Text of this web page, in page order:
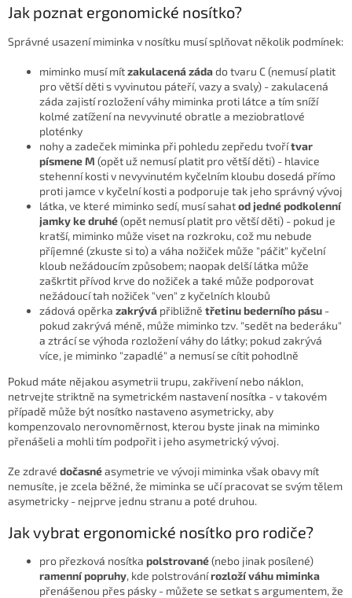
Jak poznat ergonomické nosítko?
Správné usazení miminka v nosítku musí splňovat několik podmínek:
miminko musí mítzakulacená zádado tvaru C (nemusí platit
pro větší děti s vyvinutou páteří, vazy a svaly) - zakulacená
záda zajistí rozložení váhy miminka proti látce a tím sníží
kolmé zatížení na nevyvinuté obratle a meziobratlové
ploténky
nohy a zadeček miminka při pohledu zepředu tvořítvar
písmene M (opět už nemusí platit pro větší děti) - hlavice
stehenní kosti v nevyvinutém kyčelním kloubu dosedá přímo
proti jamce v kyčelní kosti a podporuje tak jeho správný vývoj
látka, ve které miminko sedí, musí sahatod jedné podkolenní
jamky ke druhé(opět nemusí platit pro větší děti) - pokud je
kratší, miminko může viset na rozkroku, což mu nebude
příjemné (zkuste si to) a váha nožiček může "páčit" kyčelní
kloub nežádoucím způsobem; naopak delší látka může
zaškrtit přívod krve do nožiček a také může podporovat
nežádoucí tah nožiček "ven" z kyčelních kloubů
zádová opěrka zakrývá přibližně třetinu bederního pásu -
pokud zakrývá méně, může miminko tzv. "sedět na bederáku"
a ztrácí se výhoda rozložení váhy do látky; pokud zakrývá
více, je miminko "zapadlé" a nemusí se cítit pohodlně
Pokud máte nějakou asymetrii trupu, zakřivení nebo náklon,
netrvejte striktně na symetrickém nastavení nosítka - v takovém
případě může být nosítko nastaveno asymetricky, aby
kompenzovalo nerovnoměrnost, kterou byste jinak na miminko
přenášeli a mohli tím podpořit i jeho asymetrický vývoj.
Ze zdravé dočasnéasymetrie ve vývoji miminka však obavy mít
nemusíte, je zcela běžné, že miminka se učí pracovat se svým tělem
asymetricky - nejprve jednu stranu a poté druhou.
Jak vybrat ergonomické nosítko pro rodiče?
pro přezková nosítka polstrované(nebo jinak posílené)
ramenní popruhy, kde polstrovánírozloží váhu miminka
přenášenou přes pásky - můžete se setkat s argumentem, že